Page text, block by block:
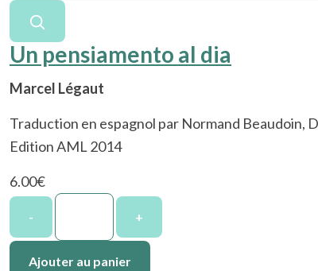
Un pensiamento al dia
Marcel Légaut
Traduction en espagnol par Normand Beaudoin,
Edition AML 2014
6.00‎€
- +